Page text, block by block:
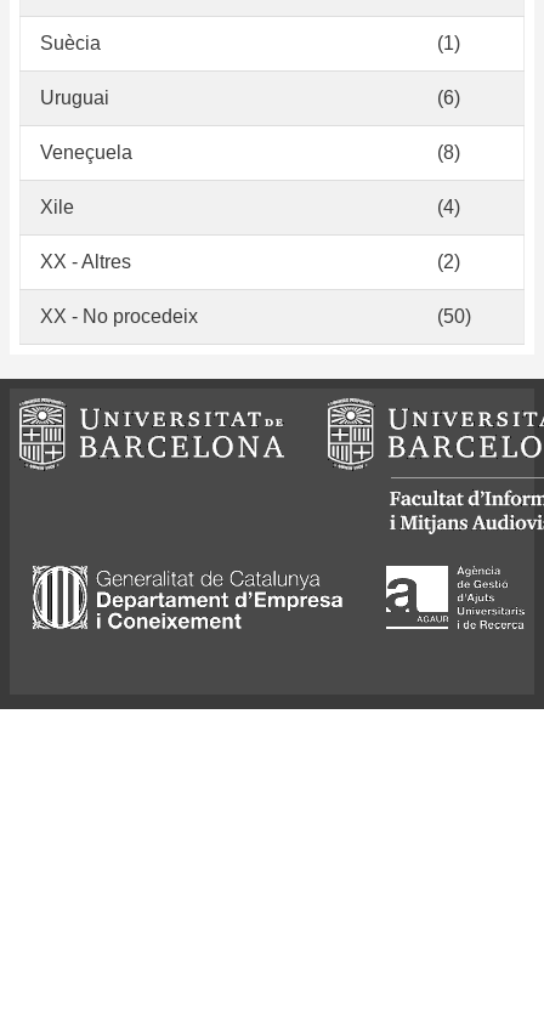
Suècia (1)
Uruguai (6)
Veneçuela (8)
Xile (4)
XX - Altres (2)
XX - No procedeix (50)